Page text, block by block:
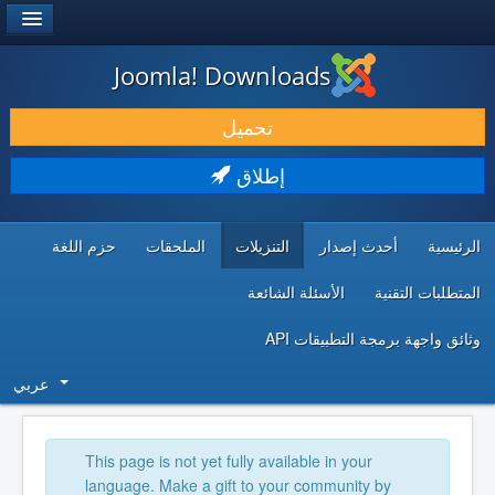
حمل & ومدد
اكتشف & تعلم
Joomla! Downloads
تحميل
إطلاق
الرئيسية أحدث إصدار التنزيلات الملحقات حزم اللغة
المتطلبات التقنية الأسئلة الشائعة
وثائق واجهة برمجة التطبيقات API
عربي
This page is not yet fully available in your
language. Make a gift to your community by